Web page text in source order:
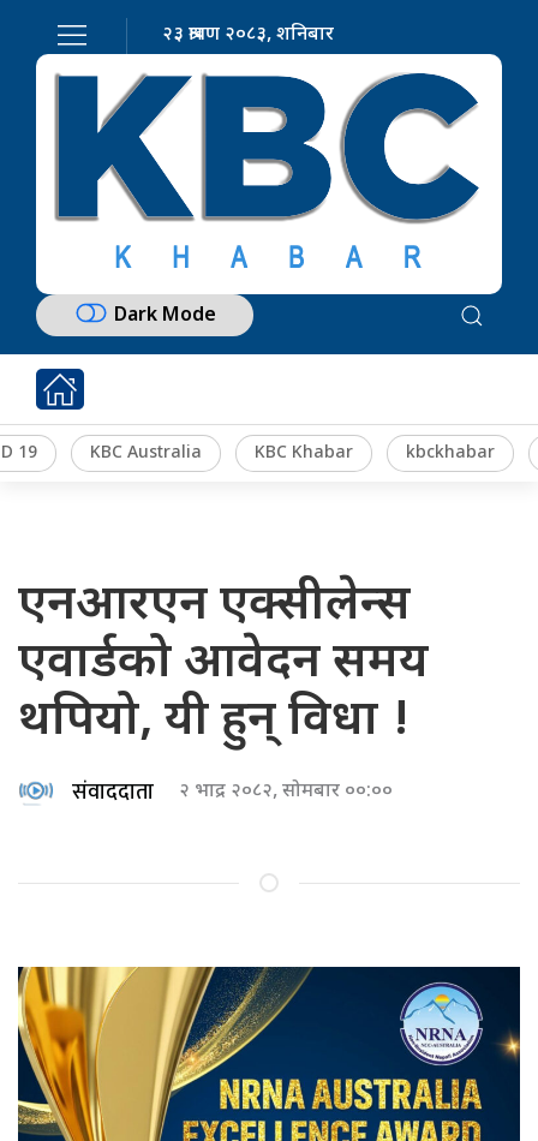
२३ श्रावण २०८३, शनिबार
Dark Mode
19 KBC Australia KBC Khabar kbckhabar
एनआरएन एक्सीलेन्स
एवार्डको आवेदन समय
थपियो, यी हुन् विधा !
संवाददाता २ भाद्र २०८२, सोमबार ००:००